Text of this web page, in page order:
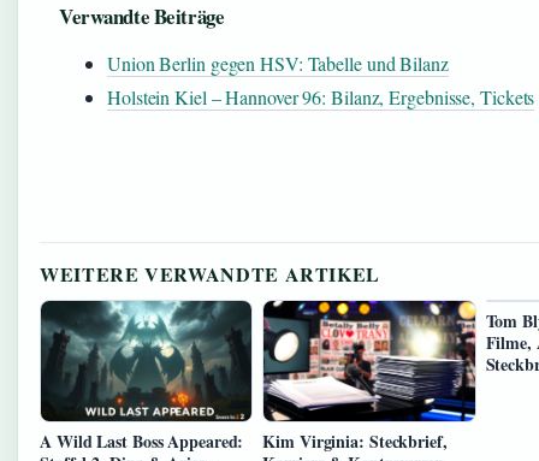
Verwandte Beiträge
Union Berlin gegen HSV: Tabelle und Bilanz
Holstein Kiel – Hannover 96: Bilanz, Ergebnisse, Tickets
WEITERE VERWANDTE ARTIKEL
A Wild Last Boss Appeared:
Kim Virginia: Steckbrief,
Tom
Filme,